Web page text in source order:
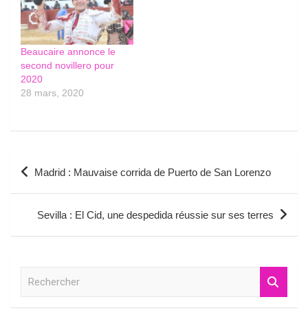
Beaucaire annonce le
second novillero pour
2020
28 mars, 2020
Navigation
Madrid : Mauvaise corrida de Puerto de San Lorenzo
Sevilla : El Cid, une despedida réussie sur ses terres